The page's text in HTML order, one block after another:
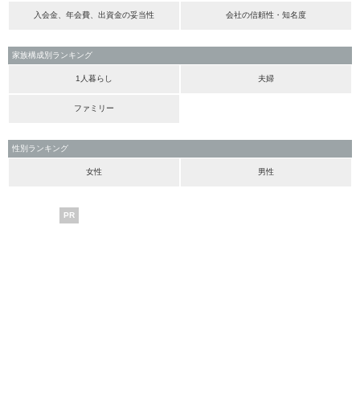
入会金、年会費、出資金の妥当性 会社の信頼性・知名度
家族構成別ランキング
1人暮らし 夫婦
ファミリー
性別ランキング
女性 男性
PR